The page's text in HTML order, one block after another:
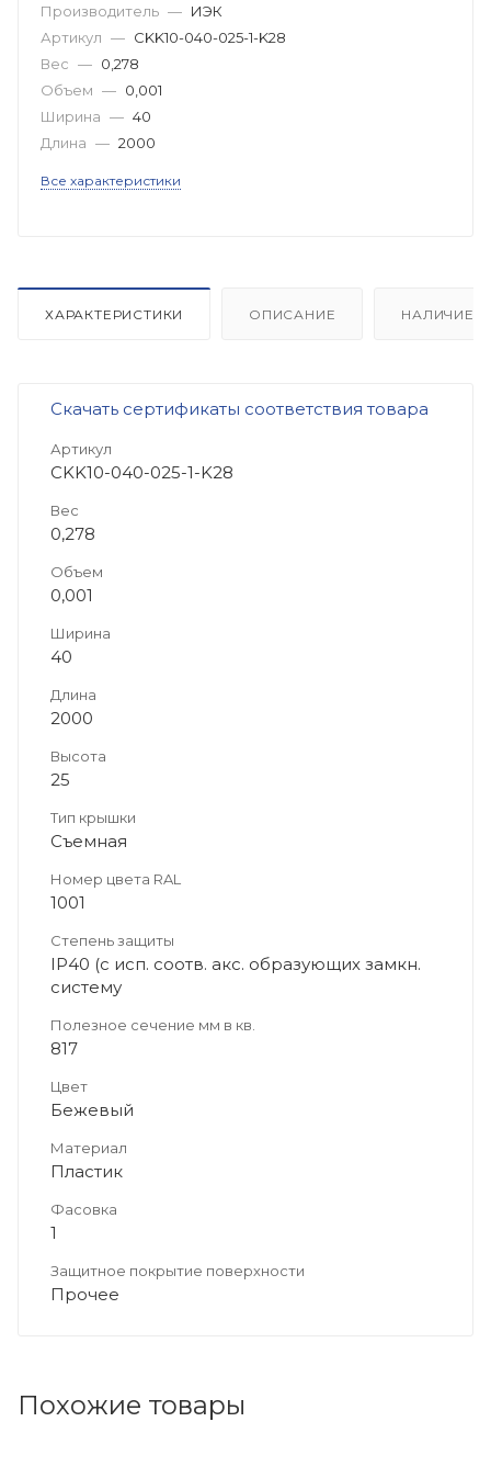
Производитель — ИЭК
Артикул — CKK10-040-025-1-K28
Вес — 0,278
Объем — 0,001
Ширина — 40
Длина — 2000
Все характеристики
ХАРАКТЕРИСТИКИ ОПИСАНИЕ НАЛИЧИЕ
Скачать сертификаты соответствия товара
Артикул
CKK10-040-025-1-K28
Вес
0,278
Объем
0,001
Ширина
40
Длина
2000
Высота
25
Тип крышки
Съемная
Номер цвета RAL
1001
Степень защиты
IP40 (с исп. соотв. акс. образующих замкн.
систему
Полезное сечение мм в кв.
817
Цвет
Бежевый
Материал
Пластик
Фасовка
1
Защитное покрытие поверхности
Прочее
Похожие товары